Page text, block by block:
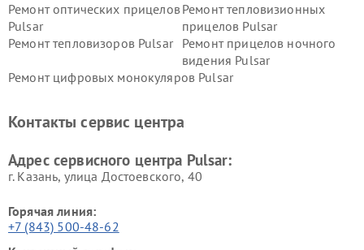
Ремонт оптических прицелов
Pulsar
Ремонт тепловизионных
прицелов Pulsar
Ремонт тепловизоров Pulsar
Ремонт прицелов ночного
видения Pulsar
Ремонт цифровых монокуляров Pulsar
Контакты сервис центра
Адрес сервисного центра Pulsar:
г. Казань, улица Достоевского, 40
Горячая линия:
+7 (843) 500-48-62